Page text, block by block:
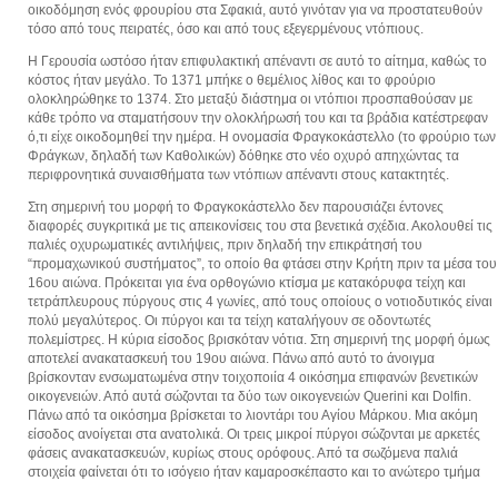
οικοδόμηση ενός φρουρίου στα Σφακιά, αυτό γινόταν για να προστατευθούν
τόσο από τους πειρατές, όσο και από τους εξεγερμένους ντόπιους.
Η Γερουσία ωστόσο ήταν επιφυλακτική απέναντι σε αυτό το αίτημα, καθώς το
κόστος ήταν μεγάλο. Το 1371 μπήκε ο θεμέλιος λίθος και το φρούριο
ολοκληρώθηκε το 1374. Στο μεταξύ διάστημα οι ντόπιοι προσπαθούσαν με
κάθε τρόπο να σταματήσουν την ολοκλήρωσή του και τα βράδια κατέστρεφαν
ό,τι είχε οικοδομηθεί την ημέρα. Η ονομασία Φραγκοκάστελλο (το φρούριο των
Φράγκων, δηλαδή των Καθολικών) δόθηκε στο νέο οχυρό απηχώντας τα
περιφρονητικά συναισθήματα των ντόπιων απέναντι στους κατακτητές.
Στη σημερινή του μορφή το Φραγκοκάστελλο δεν παρουσιάζει έντονες
διαφορές συγκριτικά με τις απεικονίσεις του στα βενετικά σχέδια. Ακολουθεί τις
παλιές οχυρωματικές αντιλήψεις, πριν δηλαδή την επικράτησή του
“προμαχωνικού συστήματος”, το οποίο θα φτάσει στην Κρήτη πριν τα μέσα του
16ου αιώνα. Πρόκειται για ένα ορθογώνιο κτίσμα με κατακόρυφα τείχη και
τετράπλευρους πύργους στις 4 γωνίες, από τους οποίους ο νοτιοδυτικός είναι
πολύ μεγαλύτερος. Οι πύργοι και τα τείχη καταλήγουν σε οδοντωτές
πολεμίστρες. Η κύρια είσοδος βρισκόταν νότια. Στη σημερινή της μορφή όμως
αποτελεί ανακατασκευή του 19ου αιώνα. Πάνω από αυτό το άνοιγμα
βρίσκονταν ενσωματωμένα στην τοιχοποιία 4 οικόσημα επιφανών βενετικών
οικογενειών. Από αυτά σώζονται τα δύο των οικογενειών Querini και Dolfin.
Πάνω από τα οικόσημα βρίσκεται το λιοντάρι του Αγίου Μάρκου. Μια ακόμη
είσοδος ανοίγεται στα ανατολικά. Οι τρεις μικροί πύργοι σώζονται με αρκετές
φάσεις ανακατασκευών, κυρίως στους ορόφους. Από τα σωζόμενα παλιά
στοιχεία φαίνεται ότι το ισόγειο ήταν καμαροσκέπαστο και το ανώτερο τμήμα